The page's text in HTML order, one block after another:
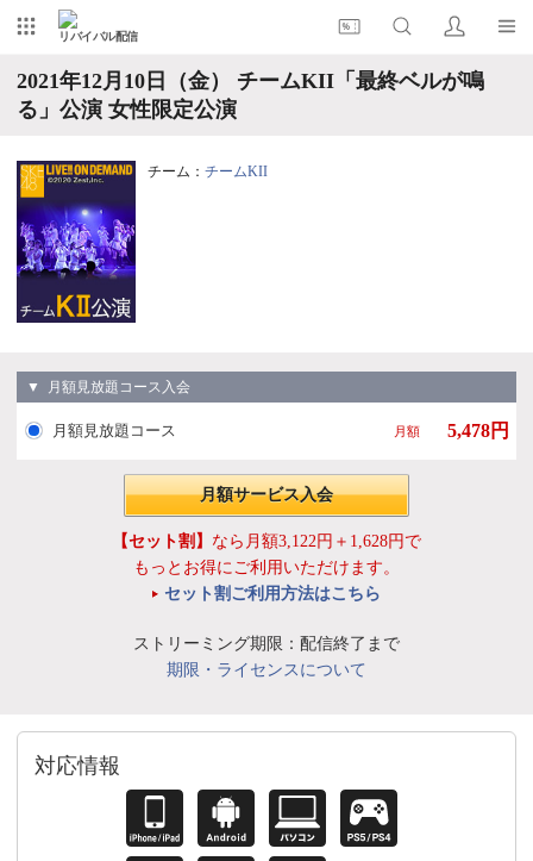
リバイバル配信
2021年12月10日（金） チームKII「最終ベルが鳴
る」公演 女性限定公演
チーム： チームKII
▼ 月額見放題コース入会
月額見放題コース 月額 5,478円
月額サービス入会
【セット割】 なら月額3,122円＋1,628円で
もっとお得にご利用いただけます。
セット割ご利用方法はこちら
ストリーミング期限：配信終了まで
期限・ライセンスについて
対応情報